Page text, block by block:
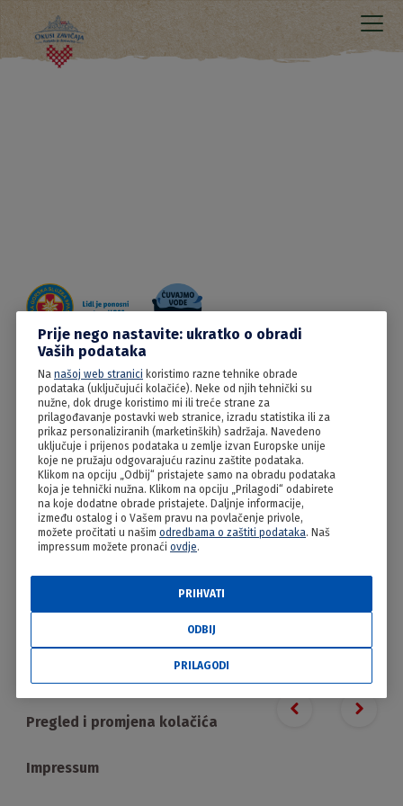
13.06.2022
Pužići s cimetom
Previous slide
Next
Pregled i promjena kolačića
Impressum
Prije nego nastavite: ukratko o obradi
Vaših podataka
Na našoj web stranici koristimo razne tehnike obrade
podataka (uključujući kolačiće). Neke od njih tehnički su
nužne, dok druge koristimo mi ili treće strane za
prilagođavanje postavki web stranice, izradu statistika ili za
prikaz personaliziranih (marketinških) sadržaja. Navedeno
uključuje i prijenos podataka u zemlje izvan Europske unije
koje ne pružaju odgovarajuću razinu zaštite podataka.
Klikom na opciju „Odbij“ pristajete samo na obradu podataka
koja je tehnički nužna. Klikom na opciju „Prilagodi“ odabirete
na koje dodatne obrade pristajete. Daljnje informacije,
između ostalog i o Vašem pravu na povlačenje privole,
možete pročitati u našim odredbama o zaštiti podataka. Naš
impressum možete pronaći ovdje.
ODBIJ
PRIHVATI
PRILAGODI